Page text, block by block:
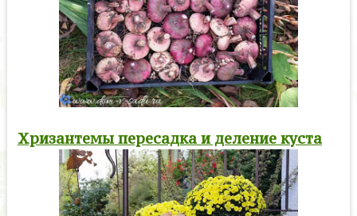
Хризантемы пересадка и деление куста